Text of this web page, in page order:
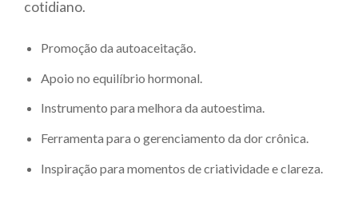
cotidiano.
Promoção da autoaceitação.
Apoio no equilíbrio hormonal.
Instrumento para melhora da autoestima.
Ferramenta para o gerenciamento da dor crônica.
Inspiração para momentos de criatividade e clareza.